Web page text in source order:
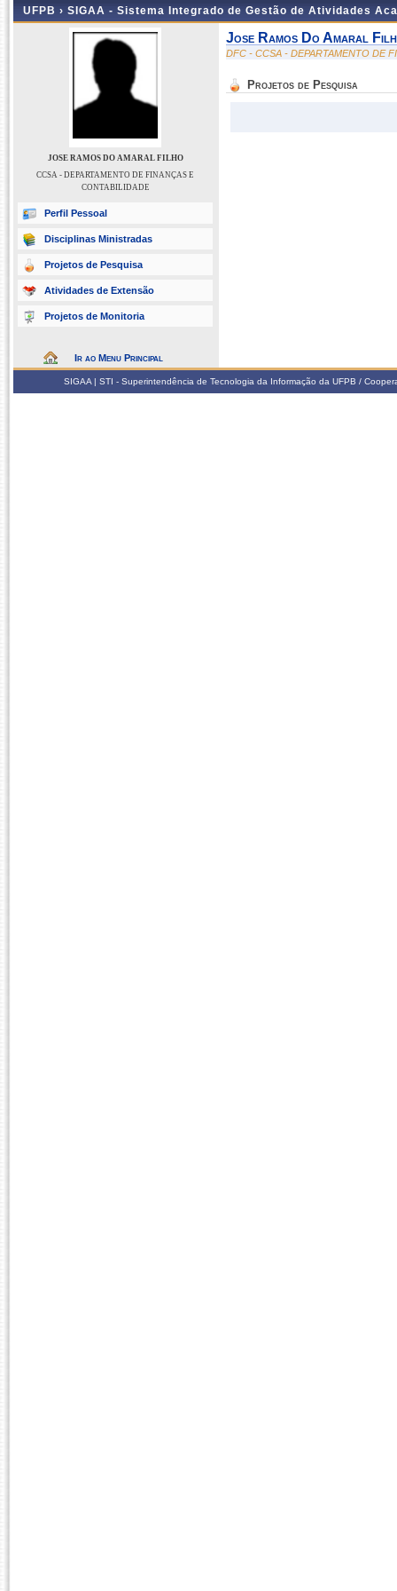
UFPB › SIGAA - Sistema Integrado de Gestão de Atividades
JOSE RAMOS DO AMARAL FILHO
CCSA - DEPARTAMENTO DE FINANÇAS E
CONTABILIDADE
Perfil Pessoal
Disciplinas Ministradas
Projetos de Pesquisa
Atividades de Extensão
Projetos de Monitoria
Ir ao Menu Principal
Jose Ramos Do Amaral
DFC - CCSA - DEPARTAMENTO DE
Projetos de Pesquisa
SIGAA | STI - Superintendência de Tecnologia da Informação da UFPB /